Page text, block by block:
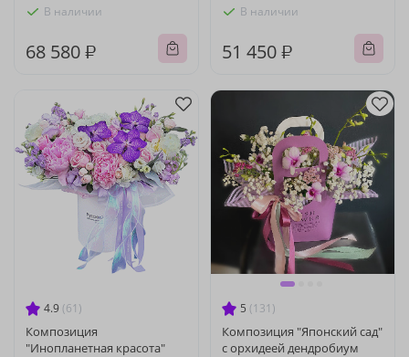
В наличии
68 580 ₽
В наличии
51 450 ₽
4.9 (61)
Композиция
"Инопланетная красота"
5 (131)
Композиция "Японский сад"
с орхидеей дендробиум